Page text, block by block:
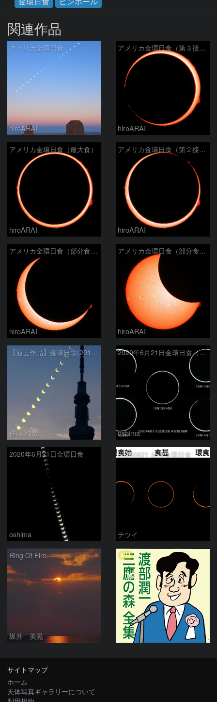
関連作品
アメリカ金環日食
hiroARAI
アメリカ金環日食（第３接触）
hiroARAI
アメリカ金環日食（最大食）
hiroARAI
アメリカ金環日食（第２接触）
hiroARAI
アメリカ金環日食（部分食その２）
hiroARAI
アメリカ金環日食（部分食その１）
hiroARAI
【過去作品】金環日食(2012年5月21日)の連続写真と東京スカイツリー
佐藤 純哉
2020年6月21日金環日食（拡大）
oshima
2020年6月21日金環日食
oshima
20200621 台湾金環日食
テツイ
Ring Of Fire
坂井 美晃
PR
サイトマップ
ホーム
天体写真ギャラリーについて